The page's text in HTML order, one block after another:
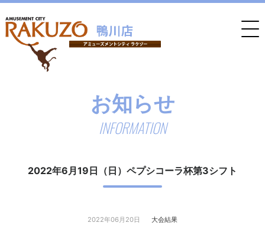
お知らせ
INFORMATION
2022年6月19日（日）ペプシコーラ杯第3シフト
2022年06月20日 大会結果